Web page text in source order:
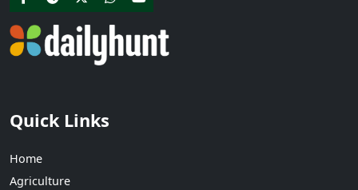
Quick Links
Home
Agriculture